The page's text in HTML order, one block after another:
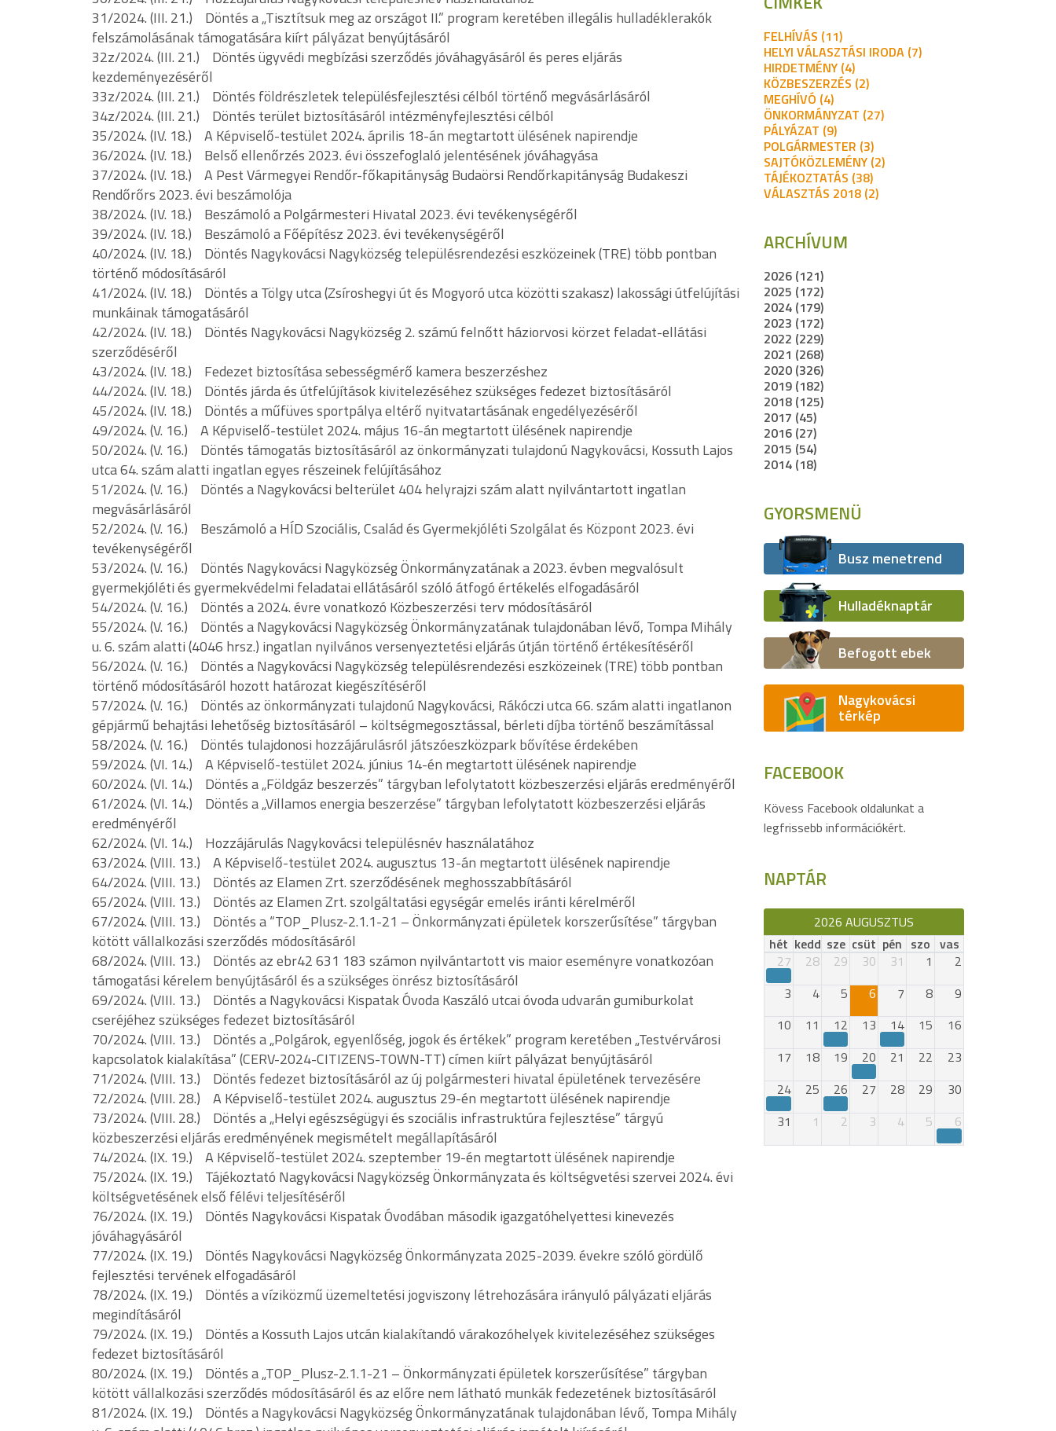
31/2024. (III. 21.) Döntés a „Tisztítsuk meg az országot II.” program keretében illegális hulladéklerakók
felszámolásának támogatására kiírt pályázat benyújtásáról
32z/2024. (III. 21.) Döntés ügyvédi megbízási szerződés jóváhagyásáról és peres eljárás
kezdeményezéséről
33z/2024. (III. 21.) Döntés földrészletek településfejlesztési célból történő megvásárlásáról
34z/2024. (III. 21.) Döntés terület biztosításáról intézményfejlesztési célból
35/2024. (IV. 18.) A Képviselő-testület 2024. április 18-án megtartott ülésének napirendje
36/2024. (IV. 18.) Belső ellenőrzés 2023. évi összefoglaló jelentésének jóváhagyása
37/2024. (IV. 18.) A Pest Vármegyei Rendőr-főkapitányság Budaörsi Rendőrkapitányság Budakeszi
Rendőrőrs 2023. évi beszámolója
38/2024. (IV. 18.) Beszámoló a Polgármesteri Hivatal 2023. évi tevékenységéről
39/2024. (IV. 18.) Beszámoló a Főépítész 2023. évi tevékenységéről
40/2024. (IV. 18.) Döntés Nagykovácsi Nagyközség településrendezési eszközeinek (TRE) több pontban
történő módosításáról
41/2024. (IV. 18.) Döntés a Tölgy utca (Zsíroshegyi út és Mogyoró utca közötti szakasz) lakossági útfelújítási
munkáinak támogatásáról
42/2024. (IV. 18.) Döntés Nagykovácsi Nagyközség 2. számú felnőtt háziorvosi körzet feladat-ellátási
szerződéséről
43/2024. (IV. 18.) Fedezet biztosítása sebességmérő kamera beszerzéshez
44/2024. (IV. 18.) Döntés járda és útfelújítások kivitelezéséhez szükséges fedezet biztosításáról
45/2024. (IV. 18.) Döntés a műfüves sportpálya eltérő nyitvatartásának engedélyezéséről
49/2024. (V. 16.) A Képviselő-testület 2024. május 16-án megtartott ülésének napirendje
50/2024. (V. 16.) Döntés támogatás biztosításáról az önkormányzati tulajdonú Nagykovácsi, Kossuth Lajos
utca 64. szám alatti ingatlan egyes részeinek felújításához
51/2024. (V. 16.) Döntés a Nagykovácsi belterület 404 helyrajzi szám alatt nyilvántartott ingatlan
megvásárlásáról
52/2024. (V. 16.) Beszámoló a HÍD Szociális, Család és Gyermekjóléti Szolgálat és Központ 2023. évi
tevékenységéről
53/2024. (V. 16.) Döntés Nagykovácsi Nagyközség Önkormányzatának a 2023. évben megvalósult
gyermekjóléti és gyermekvédelmi feladatai ellátásáról szóló átfogó értékelés elfogadásáról
54/2024. (V. 16.) Döntés a 2024. évre vonatkozó Közbeszerzési terv módosításáról
55/2024. (V. 16.) Döntés a Nagykovácsi Nagyközség Önkormányzatának tulajdonában lévő, Tompa Mihály
u. 6. szám alatti (4046 hrsz.) ingatlan nyilvános versenyeztetési eljárás útján történő értékesítéséről
56/2024. (V. 16.) Döntés a Nagykovácsi Nagyközség településrendezési eszközeinek (TRE) több pontban
történő módosításáról hozott határozat kiegészítéséről
57/2024. (V. 16.) Döntés az önkormányzati tulajdonú Nagykovácsi, Rákóczi utca 66. szám alatti ingatlanon
gépjármű behajtási lehetőség biztosításáról – költségmegosztással, bérleti díjba történő beszámítással
58/2024. (V. 16.) Döntés tulajdonosi hozzájárulásról játszóeszközpark bővítése érdekében
59/2024. (VI. 14.) A Képviselő-testület 2024. június 14-én megtartott ülésének napirendje
60/2024. (VI. 14.) Döntés a „Földgáz beszerzés” tárgyban lefolytatott közbeszerzési eljárás eredményéről
61/2024. (VI. 14.) Döntés a „Villamos energia beszerzése” tárgyban lefolytatott közbeszerzési eljárás
eredményéről
62/2024. (VI. 14.) Hozzájárulás Nagykovácsi településnév használatához
63/2024. (VIII. 13.) A Képviselő-testület 2024. augusztus 13-án megtartott ülésének napirendje
64/2024. (VIII. 13.) Döntés az Elamen Zrt. szerződésének meghosszabbításáról
65/2024. (VIII. 13.) Döntés az Elamen Zrt. szolgáltatási egységár emelés iránti kérelméről
67/2024. (VIII. 13.) Döntés a “TOP_Plusz-2.1.1-21 – Önkormányzati épületek korszerűsítése” tárgyban
kötött vállalkozási szerződés módosításáról
68/2024. (VIII. 13.) Döntés az ebr42 631 183 számon nyilvántartott vis maior eseményre vonatkozóan
támogatási kérelem benyújtásáról és a szükséges önrész biztosításáról
69/2024. (VIII. 13.) Döntés a Nagykovácsi Kispatak Óvoda Kaszáló utcai óvoda udvarán gumiburkolat
cseréjéhez szükséges fedezet biztosításáról
70/2024. (VIII. 13.) Döntés a „Polgárok, egyenlőség, jogok és értékek” program keretében „Testvérvárosi
kapcsolatok kialakítása” (CERV-2024-CITIZENS-TOWN-TT) címen kiírt pályázat benyújtásáról
71/2024. (VIII. 13.) Döntés fedezet biztosításáról az új polgármesteri hivatal épületének tervezésére
72/2024. (VIII. 28.) A Képviselő-testület 2024. augusztus 29-én megtartott ülésének napirendje
73/2024. (VIII. 28.) Döntés a „Helyi egészségügyi és szociális infrastruktúra fejlesztése” tárgyú
közbeszerzési eljárás eredményének megismételt megállapításáról
74/2024. (IX. 19.) A Képviselő-testület 2024. szeptember 19-én megtartott ülésének napirendje
75/2024. (IX. 19.) Tájékoztató Nagykovácsi Nagyközség Önkormányzata és költségvetési szervei 2024. évi
költségvetésének első félévi teljesítéséről
76/2024. (IX. 19.) Döntés Nagykovácsi Kispatak Óvodában második igazgatóhelyettesi kinevezés
jóváhagyásáról
77/2024. (IX. 19.) Döntés Nagykovácsi Nagyközség Önkormányzata 2025-2039. évekre szóló gördülő
fejlesztési tervének elfogadásáról
78/2024. (IX. 19.) Döntés a víziközmű üzemeltetési jogviszony létrehozására irányuló pályázati eljárás
megindításáról
79/2024. (IX. 19.) Döntés a Kossuth Lajos utcán kialakítandó várakozóhelyek kivitelezéséhez szükséges
fedezet biztosításáról
80/2024. (IX. 19.) Döntés a „TOP_Plusz-2.1.1-21 – Önkormányzati épületek korszerűsítése” tárgyban
kötött vállalkozási szerződés módosításáról és az előre nem látható munkák fedezetének biztosításáról
81/2024. (IX. 19.) Döntés a Nagykovácsi Nagyközség Önkormányzatának tulajdonában lévő, Tompa Mihály
FELHÍVÁS (11)
HELYI VÁLASZTÁSI IRODA (7)
HIRDETMÉNY (4)
KÖZBESZERZÉS (2)
MEGHÍVÓ (4)
ÖNKORMÁNYZAT (27)
PÁLYÁZAT (9)
POLGÁRMESTER (3)
SAJTÓKÖZLEMÉNY (2)
TÁJÉKOZTATÁS (38)
VÁLASZTÁS 2018 (2)
ARCHÍVUM
2026 (121)
2025 (172)
2024 (179)
2023 (172)
2022 (229)
2021 (268)
2020 (326)
2019 (182)
2018 (125)
2017 (45)
2016 (27)
2015 (54)
2014 (18)
GYORSMENÜ
Busz menetrend
Hulladéknaptár
Befogott ebek
Nagykovácsi
térkép
FACEBOOK
Kövess Facebook oldalunkat a
legfrissebb információkért.
NAPTÁR
2026 AUGUSZTUS
hét kedd sze csüt pén szo vas
27
28 29 30 31 1
2
3
4 5 6 7 8
9
10
11 12 13 14 15
16
17
18 19 20 21 22
23
24
25 26 27 28 29
30
31
1 2 3 4 5 6